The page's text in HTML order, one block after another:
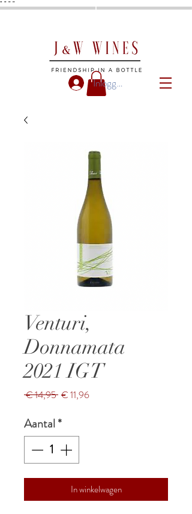
" " " "
Inloggen
Venturi,
Donnamata
2021 IGT
€ 14,95 Normale
€ 11,96Verkoopprijs
Aantal*
In winkelwagen